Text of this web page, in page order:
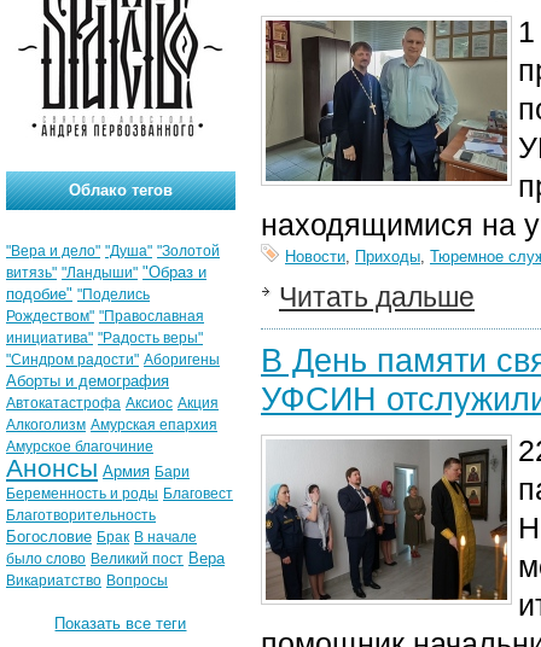
находящимися на
Новости, Приходы, Тюремное
Читать дальше
В День памяти
УФСИН
Облако тегов
"Вера и дело" "Душа" "Золотой
витязь" "Ландыши" "Образ и
подобие" "Поделись
Рождеством" "Православная
инициатива" "Радость веры"
"Синдром радости" Аборигены
Аборты и демография
Автокатастрофа Аксиос Акция
Алкоголизм Амурская епархия
Амурское благочиние
Анонсы Армия Бари
Беременность и роды Благовест
Благотворительность
Богословие Брак В начале
было слово Великий пост Вера
Викариатство Вопросы
Показать все теги